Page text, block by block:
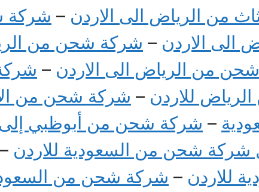
من الرياض الى الاردن – شركة
الاردن – شركة شحن من
شحن من الرياض الى الاردن –
للاردن – شركة شحن من
– شركة شحن من أبوظبي إلى
شركة شحن من السعودية للاردن –
للاردن – شركة شحن من